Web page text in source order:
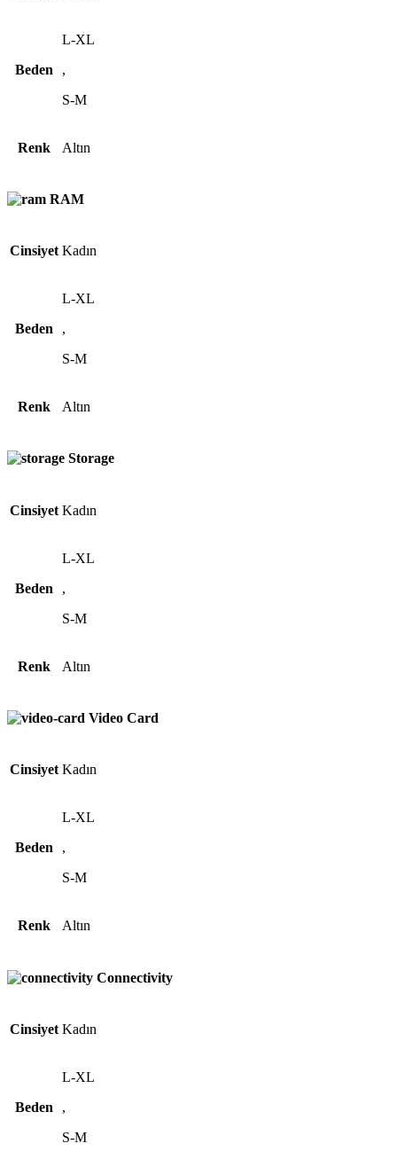
Beden
L-XL
,
S-M
Renk Altın
RAM
Cinsiyet Kadın
Beden
L-XL
,
S-M
Renk Altın
Storage
Cinsiyet Kadın
Beden
L-XL
,
S-M
Renk Altın
Video Card
Cinsiyet Kadın
Beden
L-XL
,
S-M
Renk Altın
Connectivity
Cinsiyet Kadın
Beden
L-XL
,
S-M